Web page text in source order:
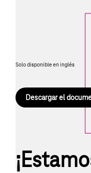
Construyendo el
cómo crear nuevos
decisiva mediante
Solo disponible en inglés
Descargar el